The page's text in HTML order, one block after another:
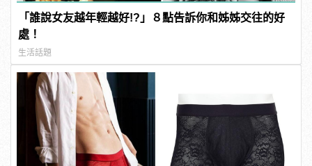
「誰說女友越年輕越好!?」８點告訴你和姊姊交往的好
處！
生活話題